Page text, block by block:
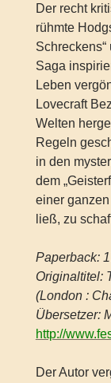
Der recht
rühmte
Saga
Leben
Lovecraft
Welten
Regeln
in den
dem
einer
ließ, zu
Paperback:
Originaltitel:
(London :
Übersetzer:
http://
Der Autor